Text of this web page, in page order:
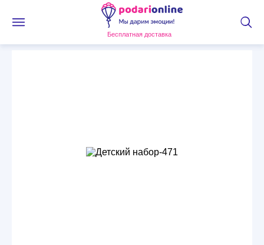
Бесплатная доставка